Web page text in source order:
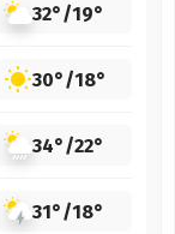
32°/19°
30°/18°
34°/22°
31°/18°